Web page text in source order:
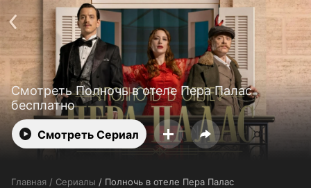
Смотреть 3650 дней бесплатно
Смотреть Полночь в отеле Пера Палас
бесплатно
Смотреть Сериал
Главная / Сериалы / Полночь в отеле Пера Палас
Телефон поддержки:+998 55 516 2111
Пользовательское соглашение
Политика конфиденциальности
Открыть приложение
Ввести промокод